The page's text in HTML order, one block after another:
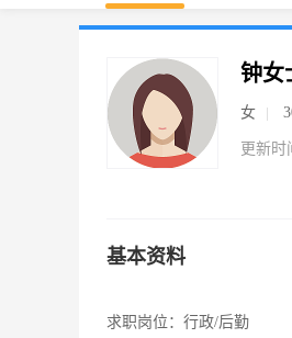
钟女
女
更新时
基本资料
求职岗位： 行政/后勤